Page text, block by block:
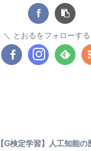
とおるをフォローする
【G検定学習】人工知能の